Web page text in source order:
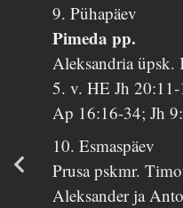
9. Pühapäev
Pimeda pp.
Aleksandria
5. v. HE Jh 20:11-
Ap 16:16-34; Jh
10. Esmaspäev
Prusa pskmr.
Aleksander ja